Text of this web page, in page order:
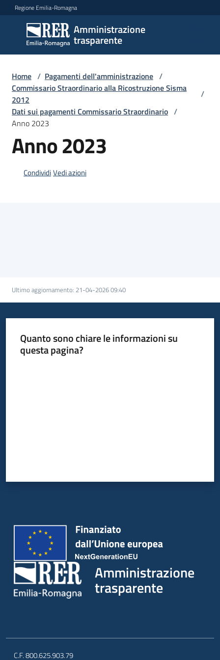
Vai al contenuto
Vai alla navigazione
Vai al footer
Regione Emilia-Romagna
Amministrazione
trasparente
Amministrazione
trasparente
Sottosezioni
Accesso
Home / Pagamenti dell'amministrazione /
Commissario Straordinario alla Ricostruzione Sisma
2012
/
Dati sui pagamenti Commissario Straordinario /
Anno 2023
Anno 2023
CondividiVedi azioni
Ultimo aggiornamento: 21-04-2026 09:40
Quanto sono chiare le informazioni su
questa pagina?
Amministrazione
trasparente
C.F. 800.625.903.79